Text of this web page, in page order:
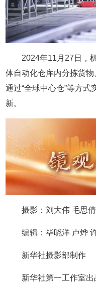
2024年11月27日，
体自动化仓库内分拣货物
通过“全球中心仓”等方式
新。
摄影：刘大伟 毛思
编辑：毕晓洋 卢烨
新华社摄影部制作
新华社第一工作室出